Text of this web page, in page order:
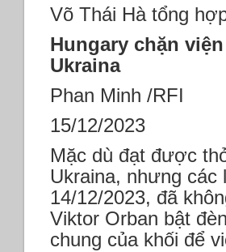
tại
Võ Thái Hà tổng
Hungary chặn
Ukraina
Phan Minh /RFI
15/12/2023
Mặc dù đạt được
Ukraina, nhưng các
14/12/2023, đã
Viktor Orban bật
chung của khối để